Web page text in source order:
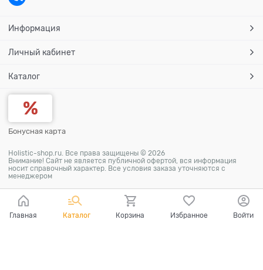
Информация
Личный кабинет
Каталог
Бонусная карта
Holistic-shop.ru. Все права защищены © 2026
Внимание! Сайт не является публичной офертой, вся информация
носит справочный характер. Все условия заказа уточняются с
менеджером
Главная Каталог Корзина Избранное Войти